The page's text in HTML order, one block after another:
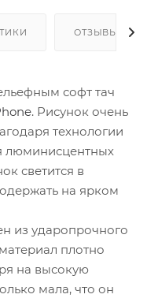
ОТЗЫВЫ
софт тач
. Рисунок очень
технологии
люминисцентных
светится в
на ярком
из ударопрочного
плотно
на высокую
мала, что он